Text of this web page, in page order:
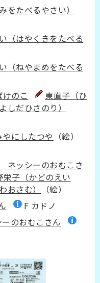
をたべるやさい）
（はやくきをたべる
（ねやまめをたべる
のこ
東直子（ひ
しだひさのり）
やにしたつや （絵）
ネッシーのおむこさ
栄子（かどのえい
おさむ）
（絵）
F カドノ
のおむこさん